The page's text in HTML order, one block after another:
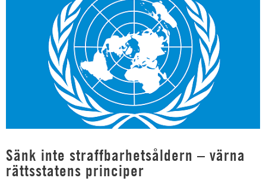
Sänk inte straffbarhetsåldern – värna
rättsstatens principer